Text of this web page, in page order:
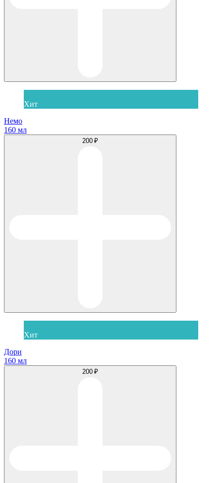
Хит
Немо
160 мл
200 ₽
Хит
Дори
160 мл
200 ₽